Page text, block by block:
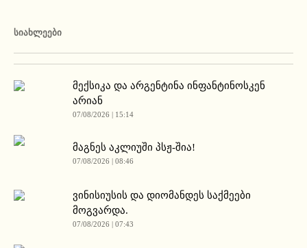
ᲡᲘᲐᲮᲚᲔᲔᲑᲘ
მექსიკა და არგენტინა ინფანტინოსკენ
არიან
07/08/2026 | 15:14
მაგნეს აკლიუში პსჟ-შია!
07/08/2026 | 08:46
ვინისიუსის და დიომანდეს საქმეები
მოგვარდა.
07/08/2026 | 07:43